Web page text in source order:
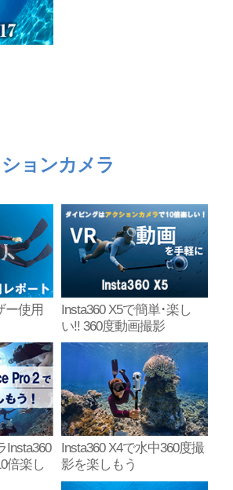
ョンカメラ
ー使用
Insta360 X5で簡単･楽し
い!! 360度動画撮影
Insta360
倍楽し
Insta360 X4で水中360度撮
影を楽しもう